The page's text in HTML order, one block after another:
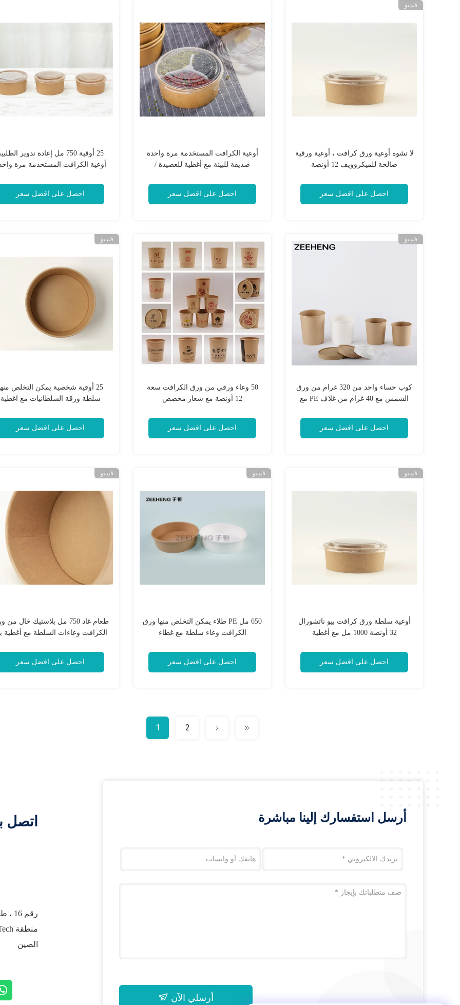
25 أوقية 750 مل إعادة تدوير
أوعية الكرافت المستخدمة مرة
احصل على افضل سعر
أوعية الكرافت المستخدمة مرة واحدة
صديقة للبيئة مع أغطية للعصيدة /
احصل على افضل سعر
فيديو
لا تشوه أوعية ورق كرافت ، أوعية ورقية
صالحة للميكروويف 12 أونصة
احصل على افضل سعر
فيديو
25 أوقية شخصية يمكن التخلص
سلطة ورقة السلطانيات مع اغطية
احصل على افضل سعر
50 وعاء ورقي من ورق الكرافت سعة
12 أونصة مع شعار مخصص
احصل على افضل سعر
فيديو
كوب حساء واحد من 320 غرام من ورق
الشمس مع 40 غرام من غلاف PE مع
احصل على افضل سعر
فيديو
طعام غاد 750 مل بلاستيك خال
الكرافت وعاءات السلطة مع أغطية
احصل على افضل سعر
فيديو
650 مل PE طلاء يمكن التخلص منها ورق
الكرافت وعاء سلطة مع غطاء
احصل على افضل سعر
فيديو
أوعية سلطة ورق كرافت بيو ناتشورال
32 أونصة 1000 مل مع أغطية
احصل على افضل سعر
1 2
اتصل
الصين
أرسل استفسارك إلينا مباشرة
أرسلي الآن